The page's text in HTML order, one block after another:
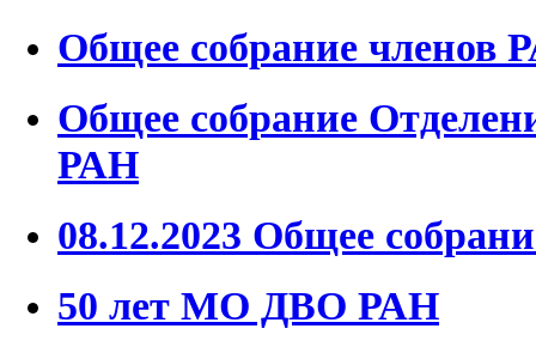
Общее собрание членов
Общее собрание
РАН
08.12.2023 Общее
50 лет МО ДВО РАН